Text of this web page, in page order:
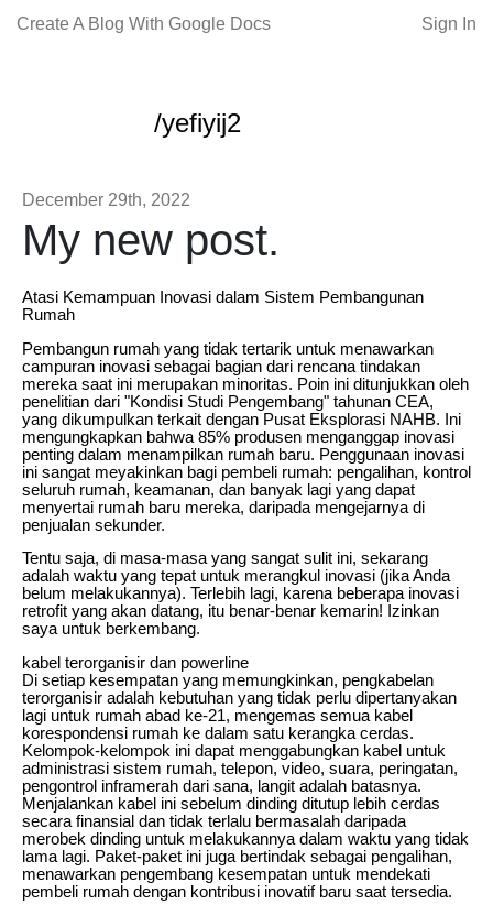
Create A Blog With Google Docs Sign In
/yefiyij2
December 29th, 2022
My new post.
Atasi Kemampuan Inovasi dalam Sistem Pembangunan
Rumah
Pembangun rumah yang tidak tertarik untuk menawarkan
campuran inovasi sebagai bagian dari rencana tindakan
mereka saat ini merupakan minoritas. Poin ini ditunjukkan oleh
penelitian dari "Kondisi Studi Pengembang" tahunan CEA,
yang dikumpulkan terkait dengan Pusat Eksplorasi NAHB. Ini
mengungkapkan bahwa 85% produsen menganggap inovasi
penting dalam menampilkan rumah baru. Penggunaan inovasi
ini sangat meyakinkan bagi pembeli rumah: pengalihan, kontrol
seluruh rumah, keamanan, dan banyak lagi yang dapat
menyertai rumah baru mereka, daripada mengejarnya di
penjualan sekunder.
Tentu saja, di masa-masa yang sangat sulit ini, sekarang
adalah waktu yang tepat untuk merangkul inovasi (jika Anda
belum melakukannya). Terlebih lagi, karena beberapa inovasi
retrofit yang akan datang, itu benar-benar kemarin! Izinkan
saya untuk berkembang.
kabel terorganisir dan powerline
Di setiap kesempatan yang memungkinkan, pengkabelan
terorganisir adalah kebutuhan yang tidak perlu dipertanyakan
lagi untuk rumah abad ke-21, mengemas semua kabel
korespondensi rumah ke dalam satu kerangka cerdas.
Kelompok-kelompok ini dapat menggabungkan kabel untuk
administrasi sistem rumah, telepon, video, suara, peringatan,
pengontrol inframerah dari sana, langit adalah batasnya.
Menjalankan kabel ini sebelum dinding ditutup lebih cerdas
secara finansial dan tidak terlalu bermasalah daripada
merobek dinding untuk melakukannya dalam waktu yang tidak
lama lagi. Paket-paket ini juga bertindak sebagai pengalihan,
menawarkan pengembang kesempatan untuk mendekati
pembeli rumah dengan kontribusi inovatif baru saat tersedia.